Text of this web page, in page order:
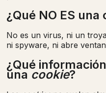
¿Qué NO ES una
No es un virus, ni un
ni spyware, ni abre
¿Qué
una cookie?